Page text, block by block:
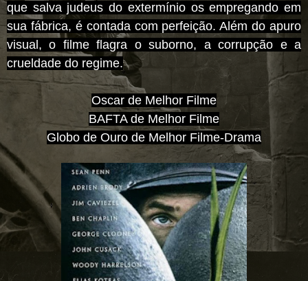
que salva judeus do extermínio os empregando em
sua fábrica, é contada com perfeição. Além do apuro
visual, o filme flagra o suborno, a corrupção e a
crueldade do regime.
Oscar de Melhor Filme
BAFTA de Melhor Filme
Globo de Ouro de Melhor Filme-Drama